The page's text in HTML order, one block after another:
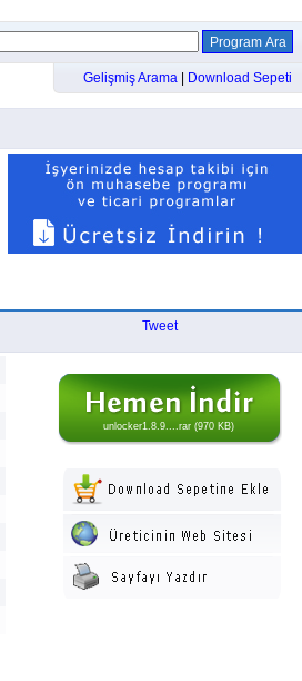
Tweet
unlocker1.8.9....rar (970 KB)
Gelişmiş Arama Download Sepeti